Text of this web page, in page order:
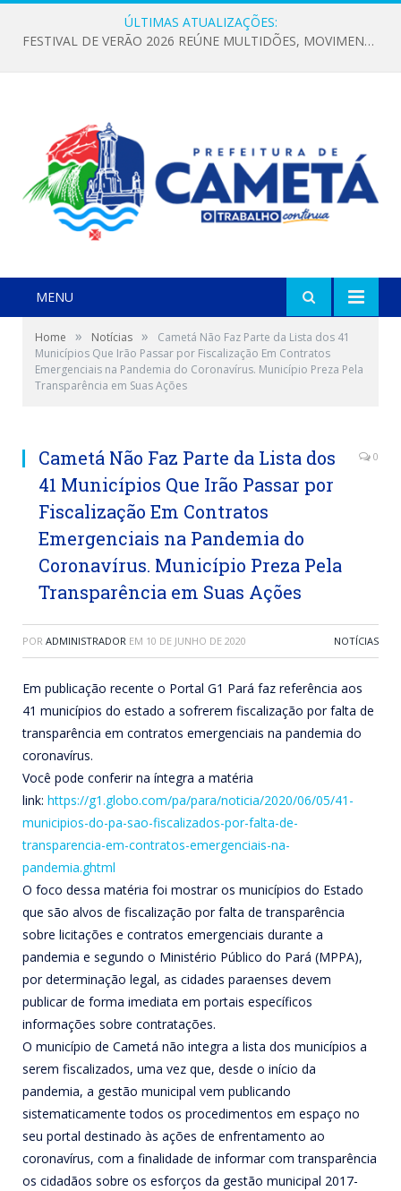
ÚLTIMAS ATUALIZAÇÕES:
FESTIVAL DE VERÃO 2026 REÚNE MULTIDÕES, MOVIMENTA A ECONOMIA E FORTALECE A CULTURA LOCAL
MENU
Home » Notícias »
Cametá Não Faz Parte da Lista dos 41
Municípios Que Irão Passar por Fiscalização Em Contratos
Emergenciais na Pandemia do Coronavírus. Município Preza Pela
Transparência em Suas Ações
Cametá Não Faz Parte da Lista dos
41 Municípios Que Irão Passar por
Fiscalização Em Contratos
Emergenciais na Pandemia do
Coronavírus. Município Preza Pela
Transparência em Suas Ações
0
POR ADMINISTRADOR EM 10 DE JUNHO DE 2020 NOTÍCIAS
Em publicação recente o Portal G1 Pará faz referência aos
41 municípios do estado a sofrerem fiscalização por falta de
transparência em contratos emergenciais na pandemia do
coronavírus.
Você pode conferir na íntegra a matéria
link: https://g1.globo.com/pa/para/noticia/2020/06/05/41-
municipios-do-pa-sao-fiscalizados-por-falta-de-
transparencia-em-contratos-emergenciais-na-
pandemia.ghtml
O foco dessa matéria foi mostrar os municípios do Estado
que são alvos de fiscalização por falta de transparência
sobre licitações e contratos emergenciais durante a
pandemia e segundo o Ministério Público do Pará (MPPA),
por determinação legal, as cidades paraenses devem
publicar de forma imediata em portais específicos
informações sobre contratações.
O município de Cametá não integra a lista dos municípios a
serem fiscalizados, uma vez que, desde o início da
pandemia, a gestão municipal vem publicando
sistematicamente todos os procedimentos em espaço no
seu portal destinado às ações de enfrentamento ao
coronavírus, com a finalidade de informar com transparência
os cidadãos sobre os esforços da gestão municipal 2017-